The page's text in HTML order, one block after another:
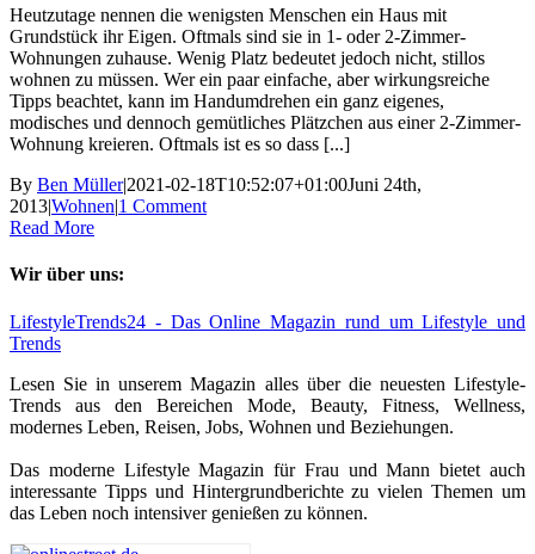
Heutzutage nennen die wenigsten Menschen ein Haus mit
Grundstück ihr Eigen. Oftmals sind sie in 1- oder 2-Zimmer-
Wohnungen zuhause. Wenig Platz bedeutet jedoch nicht, stillos
wohnen zu müssen. Wer ein paar einfache, aber wirkungsreiche
Tipps beachtet, kann im Handumdrehen ein ganz eigenes,
modisches und dennoch gemütliches Plätzchen aus einer 2-Zimmer-
Wohnung kreieren. Oftmals ist es so dass [...]
By Ben Müller|2021-02-18T10:52:07+01:00Juni 24th,
2013|Wohnen|1 Comment
Read More
Wir über uns:
LifestyleTrends24 - Das Online Magazin rund um Lifestyle und
Trends
Lesen Sie in unserem Magazin alles über die neuesten Lifestyle-
Trends aus den Bereichen Mode, Beauty, Fitness, Wellness,
modernes Leben, Reisen, Jobs, Wohnen und Beziehungen.
Das moderne Lifestyle Magazin für Frau und Mann bietet auch
interessante Tipps und Hintergrundberichte zu vielen Themen um
das Leben noch intensiver genießen zu können.